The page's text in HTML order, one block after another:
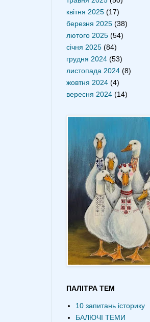
квітня 2025 (17)
березня 2025 (38)
лютого 2025 (54)
січня 2025 (84)
грудня 2024 (53)
листопада 2024 (8)
жовтня 2024 (4)
вересня 2024 (14)
ПАЛІТРА ТЕМ
10 запитань історику
БАЛЮЧІ ТЕМИ